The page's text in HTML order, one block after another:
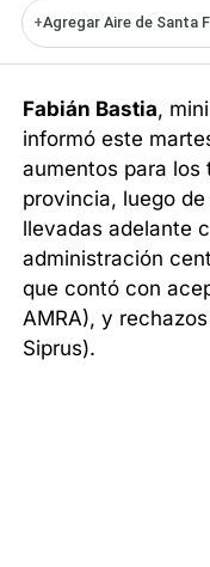
+Agregar Aire de Santa
Fabián Bastia,
informó este
aumentos para los
provincia, luego
llevadas adelante
administración
que contó con
AMRA), y
Siprus).